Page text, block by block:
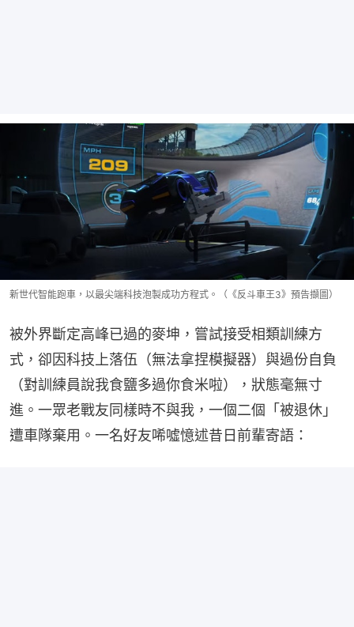
新世代智能跑車，以最尖端科技泡製成功方程式。（《反斗車王3》預告擷圖）
被外界斷定高峰已過的麥坤，嘗試接受相類訓練方
式，卻因科技上落伍（無法拿捏模擬器）與過份自負
（對訓練員說我食鹽多過你食米啦），狀態毫無寸
進。一眾老戰友同樣時不與我，一個二個「被退休」
遭車隊棄用。一名好友唏噓憶述昔日前輩寄語：